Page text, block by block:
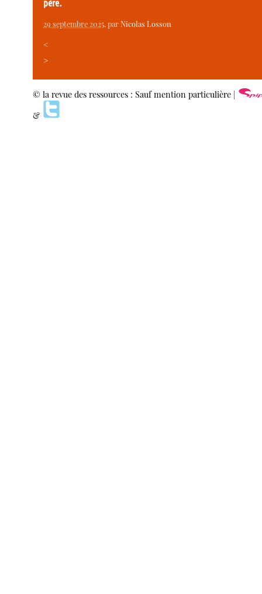
père.
29 septembre 2025, parNicolas Losson
<
>
© la revue des ressources : Sauf mention particulière |
&